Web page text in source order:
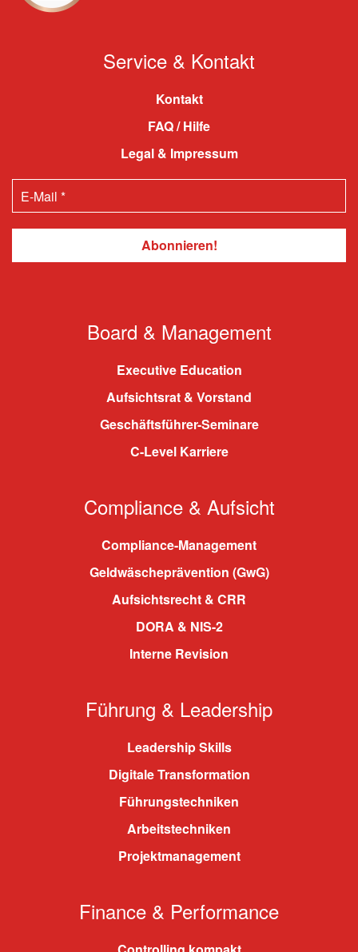
Service & Kontakt
Kontakt
FAQ / Hilfe
Legal & Impressum
Board & Management
Executive Education
Aufsichtsrat & Vorstand
Geschäftsführer-Seminare
C-Level Karriere
Compliance & Aufsicht
Compliance-Management
Geldwäscheprävention (GwG)
Aufsichtsrecht & CRR
DORA & NIS-2
Interne Revision
Führung & Leadership
Leadership Skills
Digitale Transformation
Führungstechniken
Arbeitstechniken
Projektmanagement
Finance & Performance